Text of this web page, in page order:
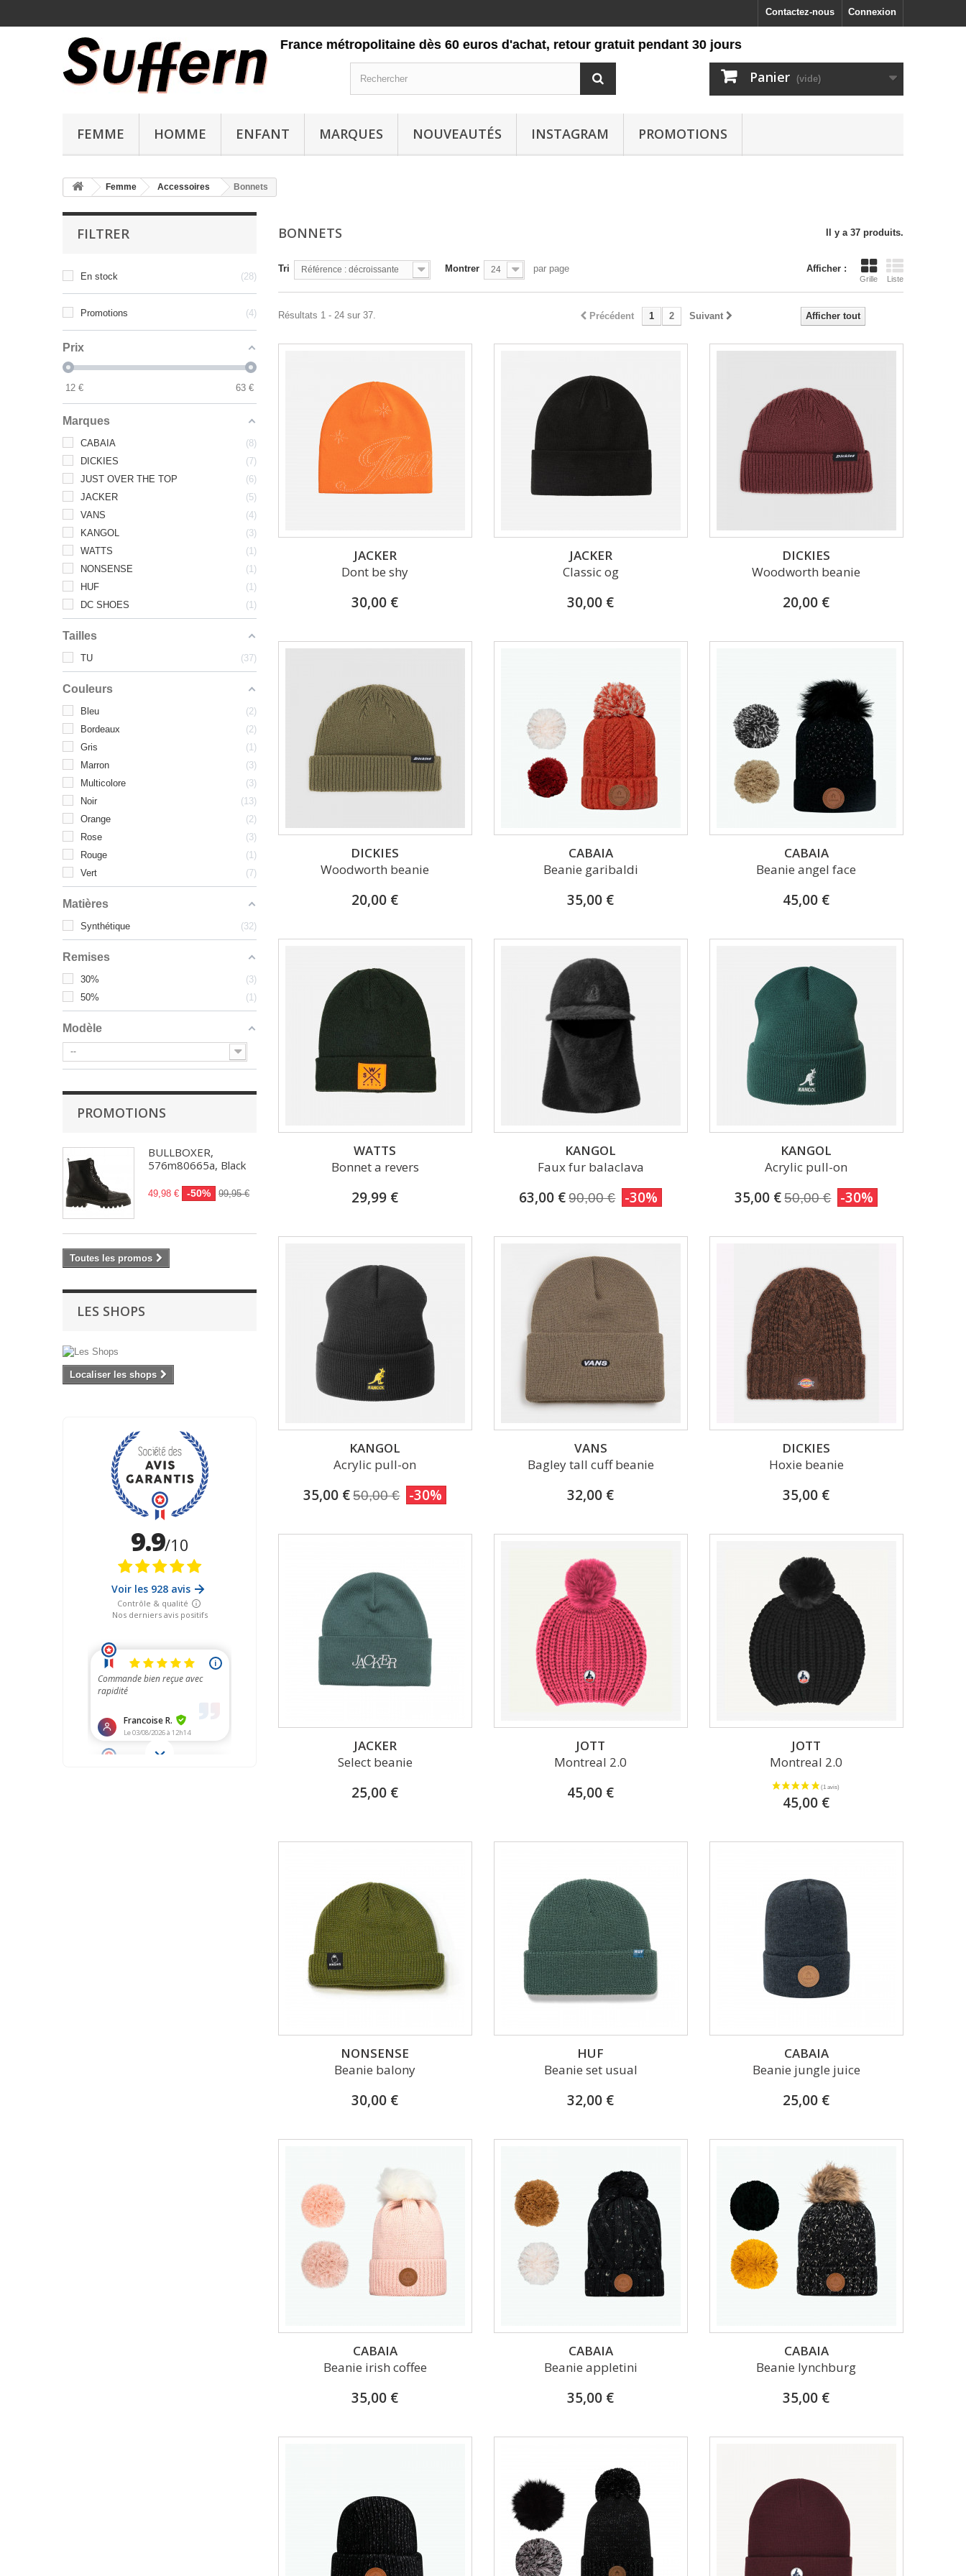
Connexion
Contactez-nous
Panier (vide)
FEMME HOMME ENFANT MARQUES NOUVEAUTÉS INSTAGRAM PROMOTIONS
Livraison gratuite en France métropolitaine dès 60 euros d'achat, retour gratuit pendant 30 jours
Femme Accessoires Bonnets
FILTRER
En stock 28
Promotions 4
Prix
12 € 63 €
Marques
CABAIA
8
DICKIES
7
JUST OVER THE TOP
6
JACKER
5
VANS
4
KANGOL
3
WATTS
1
NONSENSE
1
HUF
1
DC SHOES
1
Tailles
TU 37
Couleurs
Bleu
2
Bordeaux
2
Gris
1
Marron
3
Multicolore
3
Noir
13
Orange
2
Rose
3
Rouge
1
Vert
7
Matières
Synthétique 32
Remises
30%
3
50%
1
Modèle
--
PROMOTIONS
BULLBOXER,
576m80665a, Black
49,98 € -50% 99,95 €
Toutes les promos
LES SHOPS
Localiser les shops
BONNETS Il y a 37 produits.
Afficher :
Grille Liste
Tri Référence : décroissante Montrer 24 par page
Afficher tout
Précédent 1 2 Suivant
Résultats 1 - 24 sur 37.
JACKER
Dont be shy
30,00 €
JACKER
Classic og
30,00 €
DICKIES
Woodworth beanie
20,00 €
DICKIES
Woodworth beanie
20,00 €
CABAIA
Beanie garibaldi
35,00 €
CABAIA
Beanie angel face
45,00 €
WATTS
Bonnet a revers
29,99 €
KANGOL
Faux fur balaclava
63,00 € 90,00 € -30%
KANGOL
Acrylic pull-on
35,00 € 50,00 € -30%
KANGOL
Acrylic pull-on
35,00 € 50,00 € -30%
VANS
Bagley tall cuff beanie
32,00 €
DICKIES
Hoxie beanie
35,00 €
JACKER
Select beanie
25,00 €
JOTT
Montreal 2.0
45,00 €
JOTT
Montreal 2.0
45,00 €
NONSENSE
Beanie balony
30,00 €
HUF
Beanie set usual
32,00 €
CABAIA
Beanie jungle juice
25,00 €
CABAIA
Beanie irish coffee
35,00 €
CABAIA
Beanie appletini
35,00 €
CABAIA
Beanie lynchburg
35,00 €